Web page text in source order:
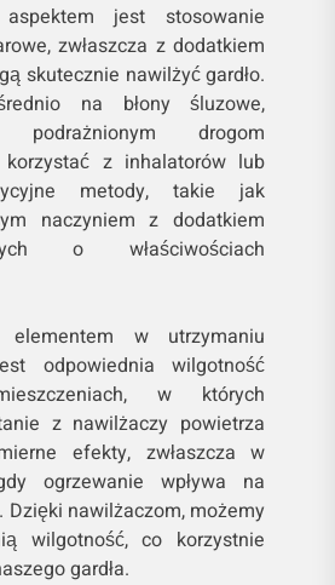
jest stosowanie
zwłaszcza z dodatkiem
skutecznie nawilżyć gardło.
na błony śluzowe,
drogom
korzystać z inhalatorów lub
metody, takie jak
naczyniem z dodatkiem
o właściwościach
elementem w utrzymaniu
odpowiednia wilgotność
w których
z nawilżaczy powietrza
efekty, zwłaszcza w
ogrzewanie wpływa na
nawilżaczom, możemy
wilgotność, co korzystnie
gardła.